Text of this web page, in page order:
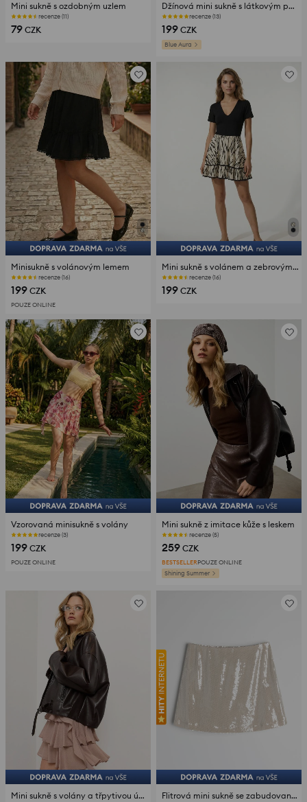
Mini sukně s ozdobným uzlem
recenze (11)
79 CZK
Džínová mini sukně s látkovým páskem
recenze (13)
199 CZK
Blue Aura
Minisukně s volánovým lemem
recenze (16)
199 CZK
POUZE ONLINE
Mini sukně s volánem a zebrovým vzorem
recenze (16)
199 CZK
Vzorovaná minisukně s volány
recenze (3)
199 CZK
POUZE ONLINE
Mini sukně z imitace kůže s leskem
recenze (5)
259 CZK
BESTSELLERPOUZE ONLINE
Shining Summer
Mini sukně s volány a třpytivou úpravou Flitrová mini sukně se zabudovanými šortkami